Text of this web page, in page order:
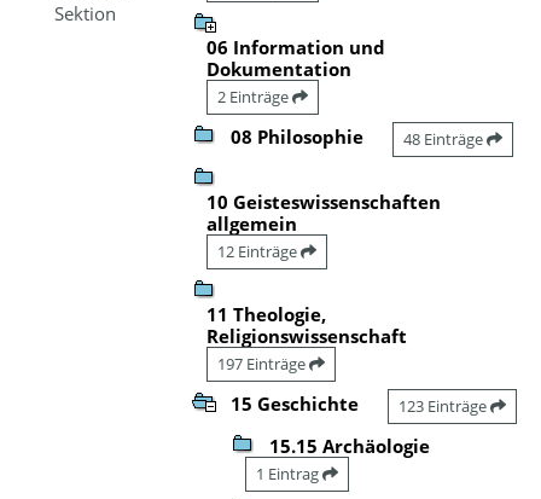
Sektion
06 Information und
Dokumentation
2 Einträge
08 Philosophie 48 Einträge
10 Geisteswissenschaften
allgemein
12 Einträge
11 Theologie,
Religionswissenschaft
197 Einträge
15 Geschichte 123 Einträge
15.15 Archäologie
1 Eintrag